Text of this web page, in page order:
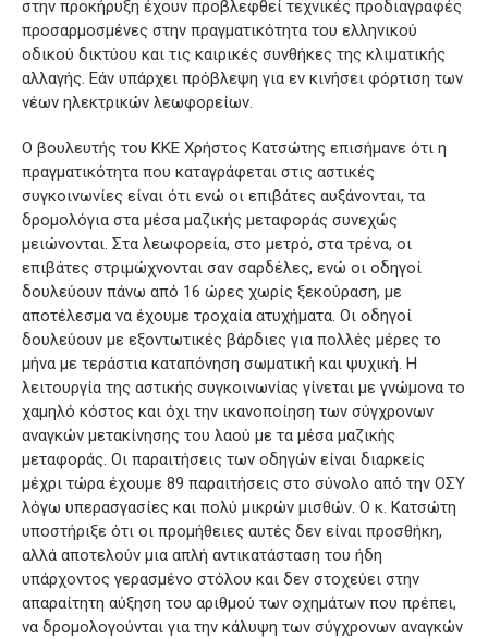
στην προκήρυξη έχουν προβλεφθεί τεχνικές προδιαγραφές
προσαρμοσμένες στην πραγματικότητα του ελληνικού
οδικού δικτύου και τις καιρικές συνθήκες της κλιματικής
αλλαγής. Εάν υπάρχει πρόβλεψη για εν κινήσει φόρτιση των
νέων ηλεκτρικών λεωφορείων.
Ο βουλευτής του ΚΚΕ Χρήστος Κατσώτης επισήμανε ότι η
πραγματικότητα που καταγράφεται στις αστικές
συγκοινωνίες είναι ότι ενώ οι επιβάτες αυξάνονται, τα
δρομολόγια στα μέσα μαζικής μεταφοράς συνεχώς
μειώνονται. Στα λεωφορεία, στο μετρό, στα τρένα, οι
επιβάτες στριμώχνονται σαν σαρδέλες, ενώ οι οδηγοί
δουλεύουν πάνω από 16 ώρες χωρίς ξεκούραση, με
αποτέλεσμα να έχουμε τροχαία ατυχήματα. Οι οδηγοί
δουλεύουν με εξοντωτικές βάρδιες για πολλές μέρες το
μήνα με τεράστια καταπόνηση σωματική και ψυχική. Η
λειτουργία της αστικής συγκοινωνίας γίνεται με γνώμονα το
χαμηλό κόστος και όχι την ικανοποίηση των σύγχρονων
αναγκών μετακίνησης του λαού με τα μέσα μαζικής
μεταφοράς. Οι παραιτήσεις των οδηγών είναι διαρκείς
μέχρι τώρα έχουμε 89 παραιτήσεις στο σύνολο από την ΟΣΥ
λόγω υπερασγασίες και πολύ μικρών μισθών. Ο κ. Κατσώτη
υποστήριξε ότι οι προμήθειες αυτές δεν είναι προσθήκη,
αλλά αποτελούν μια απλή αντικατάσταση του ήδη
υπάρχοντος γερασμένο στόλου και δεν στοχεύει στην
απαραίτητη αύξηση του αριθμού των οχημάτων που πρέπει,
να δρομολογούνται για την κάλυψη των σύγχρονων αναγκών